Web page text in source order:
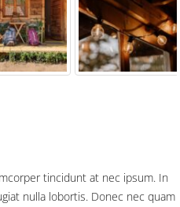
tincidunt at nec ipsum. In
nulla lobortis. Donec nec quam